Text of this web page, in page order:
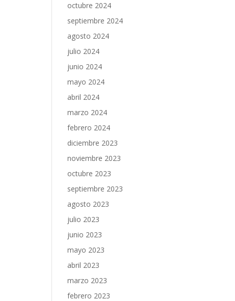
octubre 2024
septiembre 2024
agosto 2024
julio 2024
junio 2024
mayo 2024
abril 2024
marzo 2024
febrero 2024
diciembre 2023
noviembre 2023
octubre 2023
septiembre 2023
agosto 2023
julio 2023
junio 2023
mayo 2023
abril 2023
marzo 2023
febrero 2023